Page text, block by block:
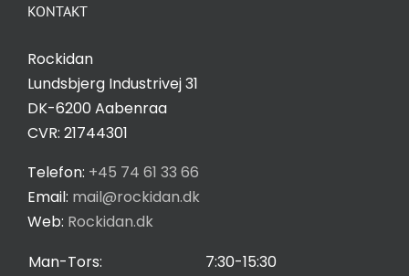
KONTAKT
Rockidan
Lundsbjerg Industrivej 31
DK-6200 Aabenraa
CVR: 21744301
Telefon: +45 74 61 33 66
Email: mail@rockidan.dk
Web: Rockidan.dk
Man-Tors:
7:30-15:30
Salgs- og leveringsbetingelser
Privatlivspolitik
Cookie Indstilling